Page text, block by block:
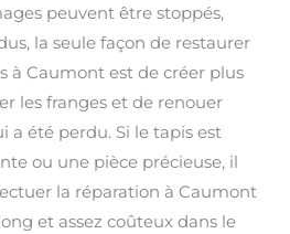
peuvent être stoppés,
la seule façon de restaurer
à Caumont est de créer plus
les franges et de renouer
été perdu. Si le tapis est
ou une pièce précieuse, il
la réparation à Caumont
et assez coûteux dans le